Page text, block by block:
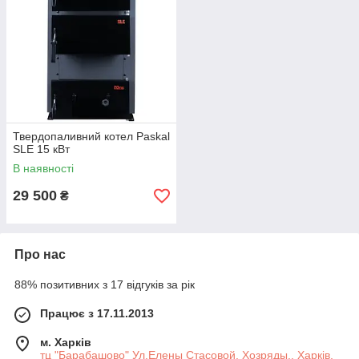
і має тривалий термін експлуатації.
Універсальність:
паливів і легко інтегрується в наявні системи опалення.
Зручність експлуатації:
обслуговуванні, включно з можливістю чищення й
заміни елементів.
Ідеально підходить для:
Приватних будинків і дач.
Коммеричних об'єктів із невеликими потребами в
опалюванні.
Систем автономного опалення.
для опалення, яке поєднує в собі високу ефективність і
надійність. Він призначений для забезпечення комфортного
теплообміну в житлових і комерційних приміщеннях,
Твердопаливний котел Paskal
SLE 15 кВт
В наявності
29 500 ₴
Про нас
88% позитивних з 17 відгуків за рік
Працює з 17.11.2013
м. Харків
тц "Барабашово" Ул.Елены Стасовой. Хозряды., Харків,